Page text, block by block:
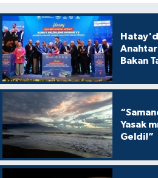
Bakan
Yasak
Geldi!”